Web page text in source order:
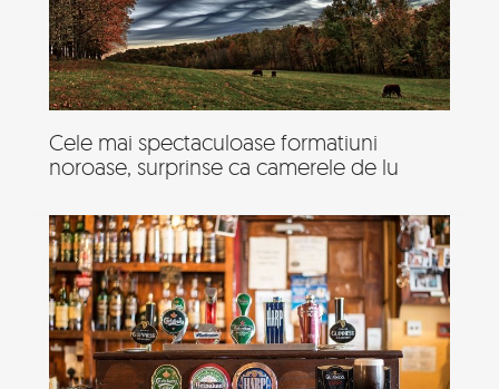
Cele mai spectaculoase formatiuni
noroase, surprinse ca camerele de lu